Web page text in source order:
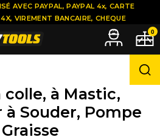
à Mastic,
à Souder, Pompe
AVEC PAYPAL, PAYPAL 4x, CARTE
VIREMENT BANCAIRE, CHEQUE
0